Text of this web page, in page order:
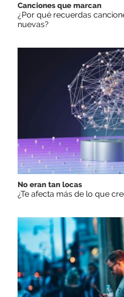
Canciones que marcan
¿Por qué recuerdas
nuevas?
No eran tan locas
¿Te afecta más de lo que